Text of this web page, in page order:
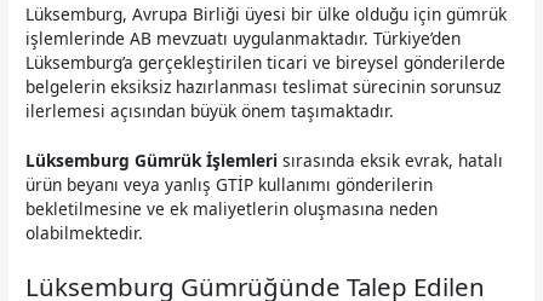
Lüksemburg, Avrupa Birliği üyesi bir ülke olduğu için gümrük
işlemlerinde AB mevzuatı uygulanmaktadır. Türkiye’den
Lüksemburg’a gerçekleştirilen ticari ve bireysel gönderilerde
belgelerin eksiksiz hazırlanması teslimat sürecinin sorunsuz
ilerlemesi açısından büyük önem taşımaktadır.
Lüksemburg Gümrük İşlemleri sırasında eksik evrak, hatalı
ürün beyanı veya yanlış GTİP kullanımı gönderilerin
bekletilmesine ve ek maliyetlerin oluşmasına neden
olabilmektedir.
Lüksemburg Gümrüğünde Talep Edilen